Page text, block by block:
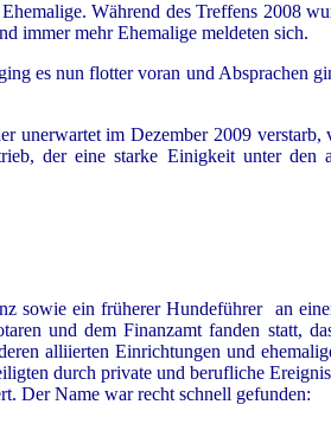
Während des Treffens 2008
immer mehr Ehemalige meldeten sich.
es nun flotter voran und Absprachen
unerwartet im Dezember 2009 verstarb,
der eine starke Einigkeit unter den
sowie ein früherer Hundeführer an
und dem Finanzamt fanden statt,
alliierten Einrichtungen und
durch private und berufliche
Der Name war recht schnell gefunden: